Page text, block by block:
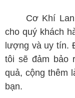
Cơ Khí Lan
cho quý khách
lượng và uy tín.
tôi sẽ đảm bảo
quả, cộng thêm
bạn.